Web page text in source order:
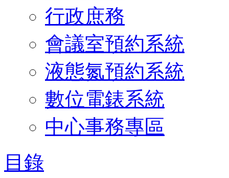
行政庶務
會議室預約系統
液態氮預約系統
數位電錶系統
中心事務專區
目錄